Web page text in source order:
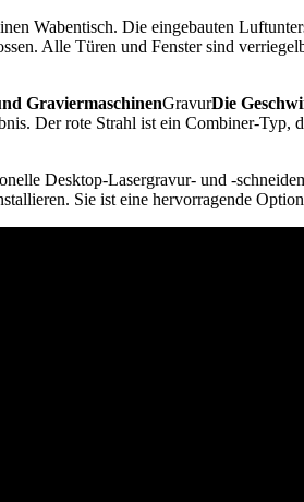
Wabentisch. Die eingebauten
Alle Türen und Fenster sind
GraviermaschinenGravurDie
Der rote Strahl ist ein Combiner-
Desktop-Lasergravur- und -
Sie ist eine hervorragende